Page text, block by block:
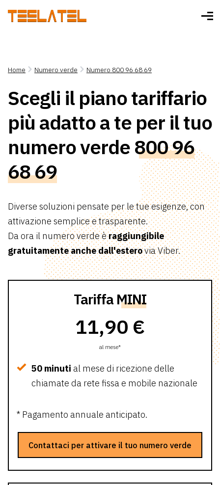
Home Numero verde Numero 800 96 68 69
Scegli il piano tariffario
più adatto a te per il tuo
numero verde800 96
68 69
Diverse soluzioni pensate per le tue esigenze, con
attivazione semplice e trasparente.
Da ora il numero verde èraggiungibile
gratuitamente anche dall'esterovia Viber.
Tariffa MINI
11,90 €
al mese*
50 minuti al mese di ricezione delle
chiamate da rete fissa e mobile nazionale
* Pagamento annuale anticipato.
Contattaci per attivare il tuo numero verde